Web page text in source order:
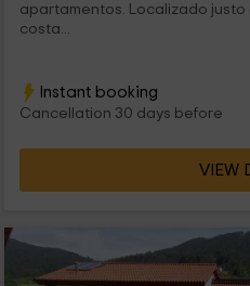
apartamentos. Localizado
costa...
Instant booking
Cancellation 30 days before
VIEW